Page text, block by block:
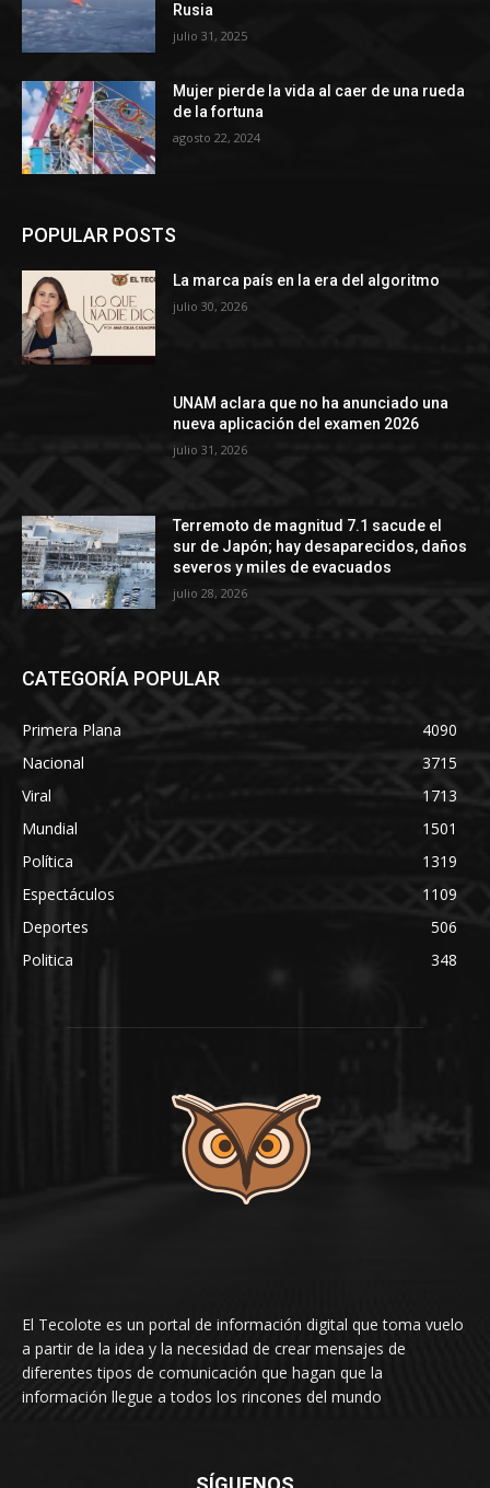
Rusia
julio 31, 2025
Mujer pierde la vida al caer de una rueda
de la fortuna
agosto 22, 2024
POPULAR POSTS
La marca país en la era del algoritmo
julio 30, 2026
UNAM aclara que no ha anunciado una
nueva aplicación del examen 2026
julio 31, 2026
Terremoto de magnitud 7.1 sacude el
sur de Japón; hay desaparecidos, daños
severos y miles de evacuados
julio 28, 2026
CATEGORÍA POPULAR
Primera Plana
4090
Nacional
3715
Viral
1713
Mundial
1501
Política
1319
Espectáculos
1109
Deportes
506
Politica
348
El Tecolote es un portal de información digital que toma vuelo
a partir de la idea y la necesidad de crear mensajes de
diferentes tipos de comunicación que hagan que la
información llegue a todos los rincones del mundo